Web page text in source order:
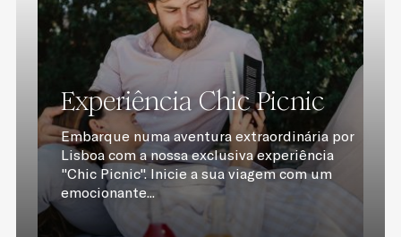
Experiência Chic Picnic
Embarque numa aventura extraordinária por
Lisboa com a nossa exclusiva experiência
"Chic Picnic". Inicie a sua viagem com um
emocionante...